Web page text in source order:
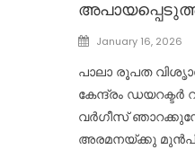
Posted
January 16, 2026
പാലാ രൂപത
കേന്ദ്രം ഡയറക്ടര്‍
വര്‍ഗീസ്
അരമനയ്ക്കു മുന്‍പില്‍